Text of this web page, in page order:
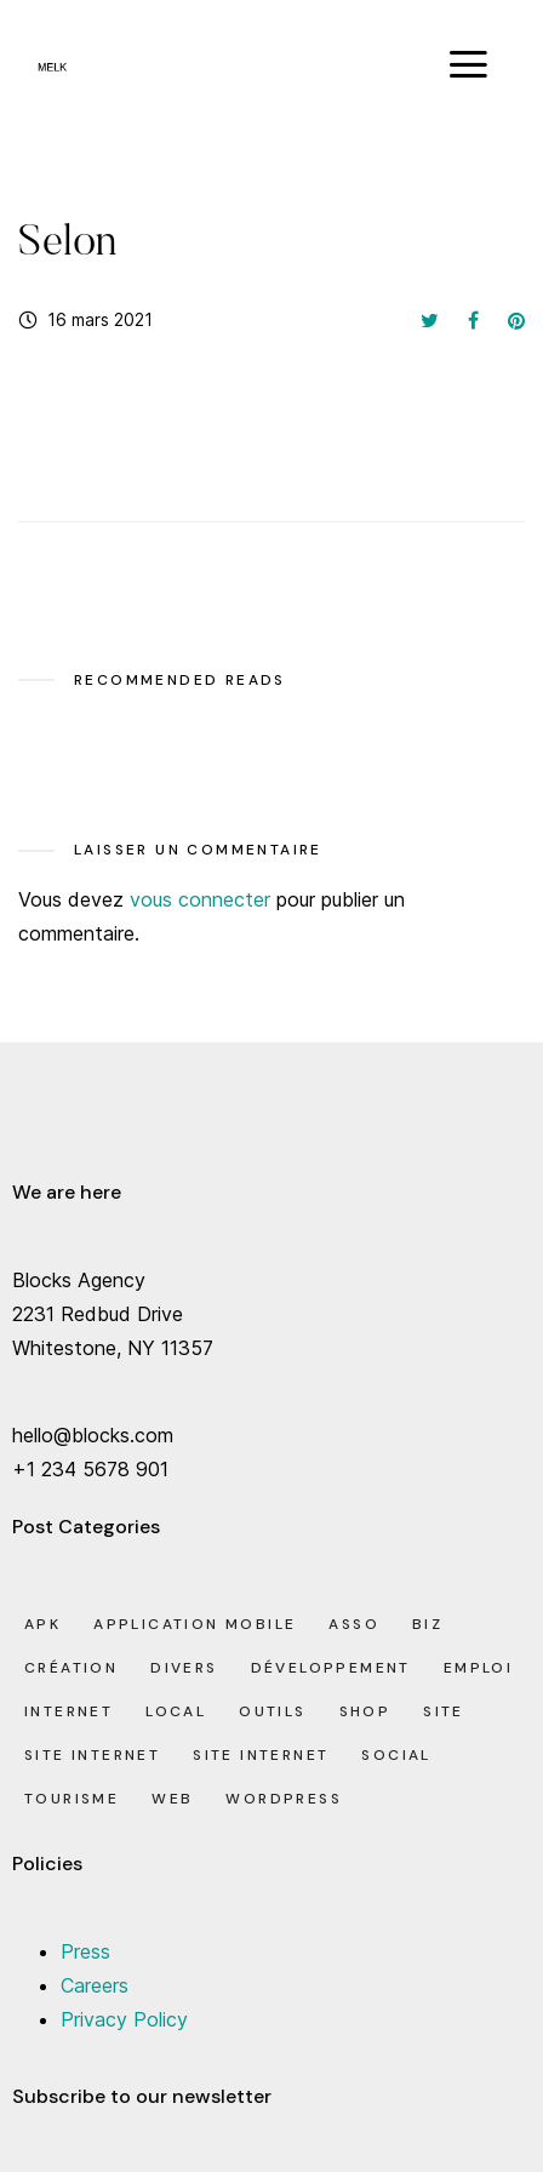
Selon
16 mars 2021
RECOMMENDED READS
LAISSER UN COMMENTAIRE
Vous devez vous connecterpour publier un
commentaire.
We are here
Blocks Agency
2231 Redbud Drive
Whitestone, NY 11357
hello@blocks.com
+1 234 5678 901
Post Categories
APK APPLICATION MOBILE ASSO BIZ
CRÉATION DIVERS DÉVELOPPEMENT EMPLOI
INTERNET LOCAL OUTILS SHOP SITE
SITE INTERNET SITE INTERNET SOCIAL
TOURISME WEB WORDPRESS
Policies
Press
Careers
Privacy Policy
Subscribe to our newsletter